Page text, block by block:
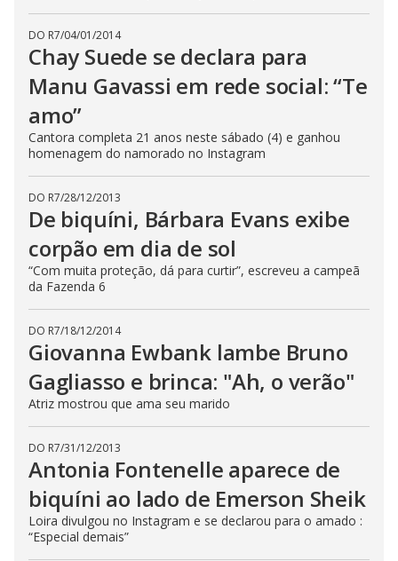
DO R7/04/01/2014
Chay Suede se declara para
Manu Gavassi em rede social: “Te
amo”
Cantora completa 21 anos neste sábado (4) e ganhou
homenagem do namorado no Instagram
DO R7/28/12/2013
De biquíni, Bárbara Evans exibe
corpão em dia de sol
“Com muita proteção, dá para curtir”, escreveu a campeã
da Fazenda 6
DO R7/18/12/2014
Giovanna Ewbank lambe Bruno
Gagliasso e brinca: "Ah, o verão"
Atriz mostrou que ama seu marido
DO R7/31/12/2013
Antonia Fontenelle aparece de
biquíni ao lado de Emerson Sheik
Loira divulgou no Instagram e se declarou para o amado :
“Especial demais”